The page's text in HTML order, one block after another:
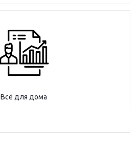
Всё для дома